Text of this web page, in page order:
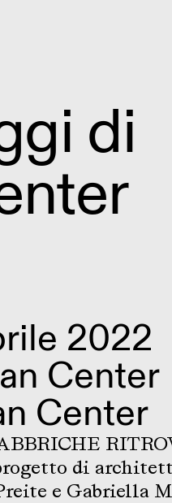
di
2022
Center
Center
di
e Gabriella